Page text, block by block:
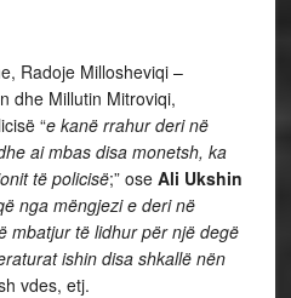
Radoje Millosheviqi –
dhe Millutin Mitroviqi,
“e kanë rrahur deri në
ai mbas disa monetsh, ka
të policisë;” ose Ali Ukshin
nga mëngjezi e deri në
mbatjur të lidhur për një degë
ishin disa shkallë nën
vdes, etj.